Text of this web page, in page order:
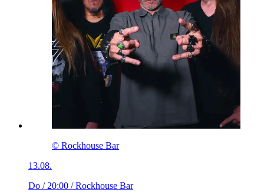
© Rockhouse Bar
13.08.
Do / 20:00 / Rockhouse Bar